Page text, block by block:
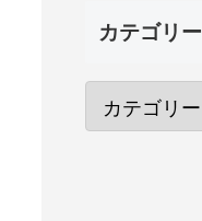
カテゴリー